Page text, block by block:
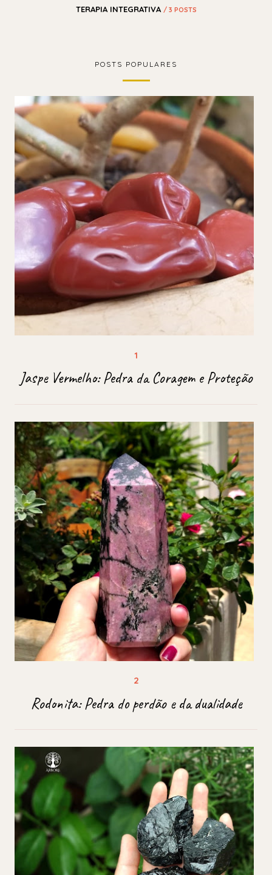
TERAPIA INTEGRATIVA / 3 POSTS
POSTS POPULARES
Jaspe Vermelho: Pedra da Coragem e Proteção
Rodonita: Pedra do perdão e da dualidade